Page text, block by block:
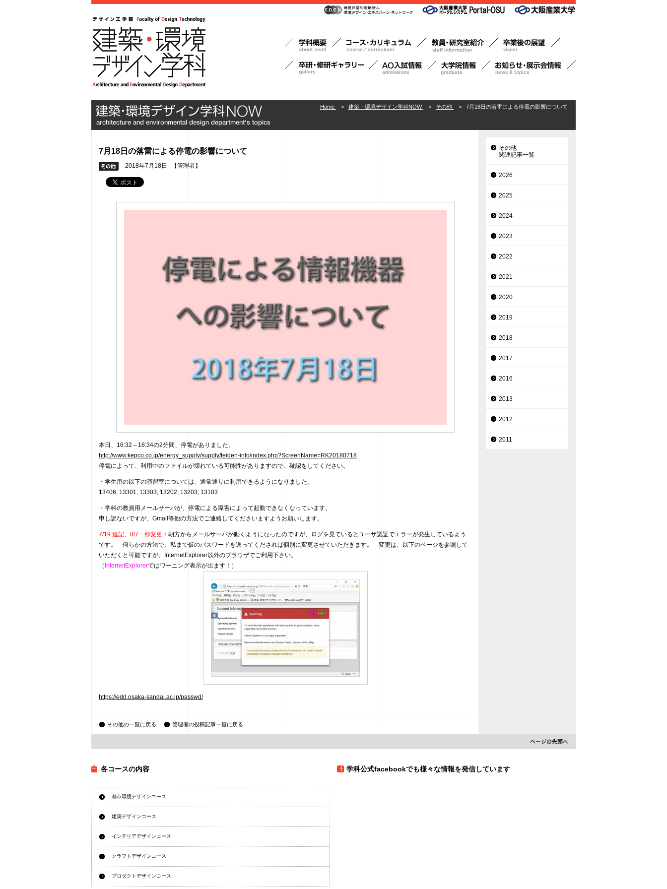
Home > 建築・環境デザイン学科NOW > その他 > 7月18日の落雷による停電の影響について
7月18日の落雷による停電の影響について
2018年7月18日 【管理者】
本日、16:32～16:34の2分間、停電がありました。
http://www.kepco.co.jp/energy_supply/supply/teiden-info/index.php?ScreenName=RK20180718
停電によって、利用中のファイルが壊れている可能性がありますので、確認をしてください。
・学生用の以下の演習室については、通常通りに利用できるようになりました。
13406, 13301, 13303, 13202, 13203, 13103
・学科の教員用メールサーバが、停電による障害によって起動できなくなっています。
申し訳ないですが、Gmail等他の方法でご連絡してくださいますようお願いします。
7/19 追記、8/7一部変更 ：朝方からメールサーバが動くようになったのですが、ログを見ているとユーザ認証でエラーが発生しているよう
です。 何らかの方法で、私まで仮のパスワードを送ってくだされば個別に変更させていただきます。 変更は、以下のページを参照して
いただくと可能ですが、InternetExplorer以外のブラウザでご利用下さい。
（ InternetExplorerではワーニング表示が出ます！）
https://edd.osaka-sandai.ac.jp/passwd/
その他の一覧に戻る 管理者の投稿記事一覧に戻る
その他
関連記事一覧
2026
2025
2024
2023
2022
2021
2020
2019
2018
2017
2016
2013
2012
2011
各コースの内容
都市環境デザインコース
建築デザインコース
インテリアデザインコース
クラフトデザインコース
プロダクトデザインコース
学科公式facebookでも様々な情報を発信しています